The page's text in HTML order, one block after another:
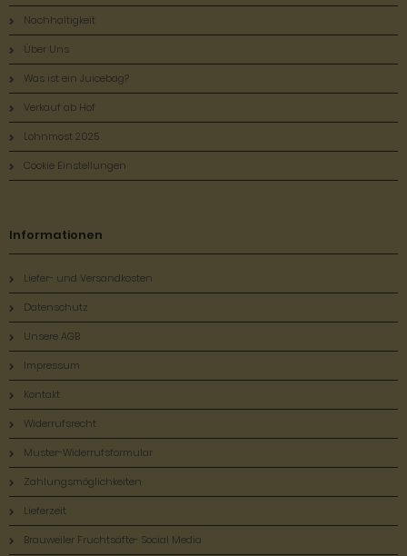
Nachhaltigkeit
Über Uns
Was ist ein Juicebag?
Verkauf ab Hof
Lohnmost 2025
Cookie Einstellungen
Informationen
Liefer- und Versandkosten
Datenschutz
Unsere AGB
Impressum
Kontakt
Widerrufsrecht
Muster-Widerrufsformular
Zahlungsmöglichkeiten
Lieferzeit
Brauweiler Fruchtsäfte- Social Media